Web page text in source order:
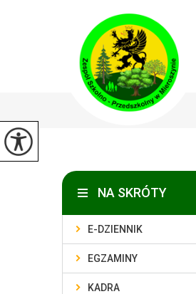
NA SKRÓTY
E-DZIENNIK
EGZAMINY
KADRA